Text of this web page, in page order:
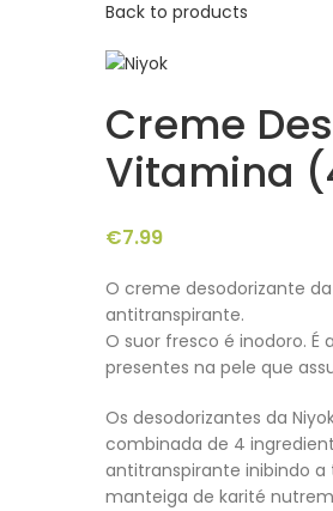
Back to products
Creme
Vitamina
€7.99
O creme desodorizante
antitranspirante.
O suor fresco é inodoro.
presentes na pele que
Os desodorizantes da
combinada de 4
antitranspirante inibindo a
manteiga de karité